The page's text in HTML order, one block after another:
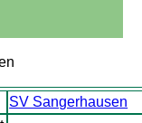
SV Sangerhausen